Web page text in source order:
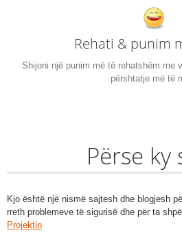
Rehati & punim
Shijoni një punim më të rehatshëm me
përshtatje më të
Përse ky
Kjo është një nismë sajtesh dhe blogjesh
rreth problemeve të sigurisë dhe për ta
Projektin